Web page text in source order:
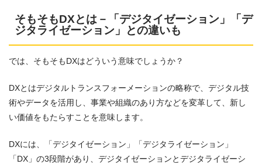
そもそもDXとは－「デジタイゼーション」「デ
ジタライゼーション」との違いも
では、そもそもDXはどういう意味でしょうか？
DXとはデジタルトランスフォーメーションの略称で、デジタル技
術やデータを活用し、事業や組織のあり方などを変革して、新し
い価値をもたらすことを意味します。
DXには、「デジタイゼーション」「デジタライゼーション」
「DX」の3段階があり、デジタイゼーションとデジタライゼーシ